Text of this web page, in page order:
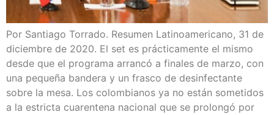
Por San­tia­go Torra­do. Resu­men Lati­no­ame­ri­cano, 31 de
diciem­bre de 2020. El set es prác­ti­ca­men­te el mis­mo
des­de que el pro­gra­ma arran­có a fina­les de mar­zo, con
una peque­ña ban­de­ra y un fras­co de desin­fec­tan­te
sobre la mesa. Los colom­bia­nos ya no están some­ti­dos
a la estric­ta cua­ren­te­na nacio­nal que se pro­lon­gó por